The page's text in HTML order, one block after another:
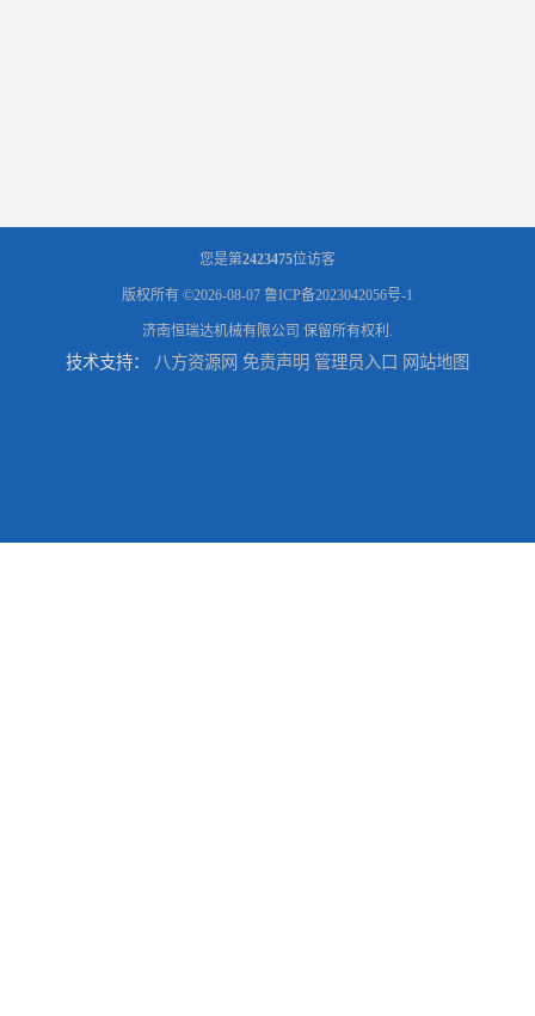
您是第2423475位访客
版权所有 ©2026-08-07 鲁ICP备2023042056号-1
济南恒瑞达机械有限公司 保留所有权利.
技术支持： 八方资源网 免责声明 管理员入口 网站地图